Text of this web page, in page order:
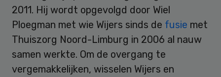
2011. Hij wordt opgevolgd door Wiel
Ploegman met wie Wijers sinds de fusie met
Thuiszorg Noord-Limburg in 2006 al nauw
samen werkte. Om de overgang te
vergemakkelijken, wisselen Wijers en